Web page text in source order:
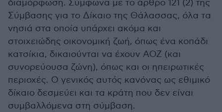
διαμόρφωση. Σύμφωνα με το άρθρο 121 (2) της
Σύμβασης για το Δίκαιο της Θάλασσας, όλα τα
νησιά στα οποία υπάρχει ακόμα και
στοιχειώδης οικονομική ζωή, όπως ένα κοπάδι
κατσίκια, δικαιούνται να έχουν ΑΟΖ (και
συνορεύουσα ζώνη), όπως και οι ηπειρωτικές
περιοχές. Ο γενικός αυτός κανόνας ως εθιμικό
δίκαιο δεσμεύει και τα κράτη που δεν είναι
συμβαλλόμενα στη σύμβαση.